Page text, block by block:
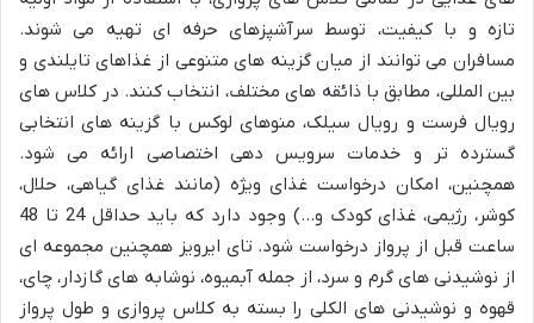
تازه و با کیفیت، توسط سرآشپزهای حرفه ای تهیه می شوند.
مسافران می توانند از میان گزینه های متنوعی از غذاهای تایلندی و
بین المللی، مطابق با ذائقه های مختلف، انتخاب کنند. در کلاس های
رویال فرست و رویال سیلک، منوهای لوکس با گزینه های انتخابی
گسترده تر و خدمات سرویس دهی اختصاصی ارائه می شود.
همچنین، امکان درخواست غذای ویژه (مانند غذای گیاهی، حلال،
کوشر، رژیمی، غذای کودک و…) وجود دارد که باید حداقل 24 تا 48
ساعت قبل از پرواز درخواست شود. تای ایرویز همچنین مجموعه ای
از نوشیدنی های گرم و سرد، از جمله آبمیوه، نوشابه های گازدار، چای،
قهوه و نوشیدنی های الکلی را بسته به کلاس پروازی و طول پرواز